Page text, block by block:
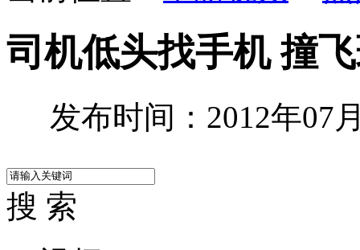
司机低头找手机 撞
发布时间：2012年07
搜 索